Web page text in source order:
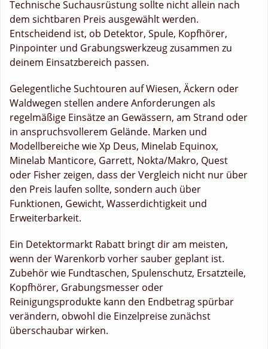
Technische Suchausrüstung sollte nicht allein nach
dem sichtbaren Preis ausgewählt werden.
Entscheidend ist, ob Detektor, Spule, Kopfhörer,
Pinpointer und Grabungswerkzeug zusammen zu
deinem Einsatzbereich passen.
Gelegentliche Suchtouren auf Wiesen, Äckern oder
Waldwegen stellen andere Anforderungen als
regelmäßige Einsätze an Gewässern, am Strand oder
in anspruchsvollerem Gelände. Marken und
Modellbereiche wie Xp Deus, Minelab Equinox,
Minelab Manticore, Garrett, Nokta/Makro, Quest
oder Fisher zeigen, dass der Vergleich nicht nur über
den Preis laufen sollte, sondern auch über
Funktionen, Gewicht, Wasserdichtigkeit und
Erweiterbarkeit.
Ein Detektormarkt Rabatt bringt dir am meisten,
wenn der Warenkorb vorher sauber geplant ist.
Zubehör wie Fundtaschen, Spulenschutz, Ersatzteile,
Kopfhörer, Grabungsmesser oder
Reinigungsprodukte kann den Endbetrag spürbar
verändern, obwohl die Einzelpreise zunächst
überschaubar wirken.